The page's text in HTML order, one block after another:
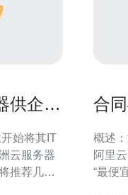
供企业
始将其IT
云服务器
推荐几款
合
概述
阿里
“最便